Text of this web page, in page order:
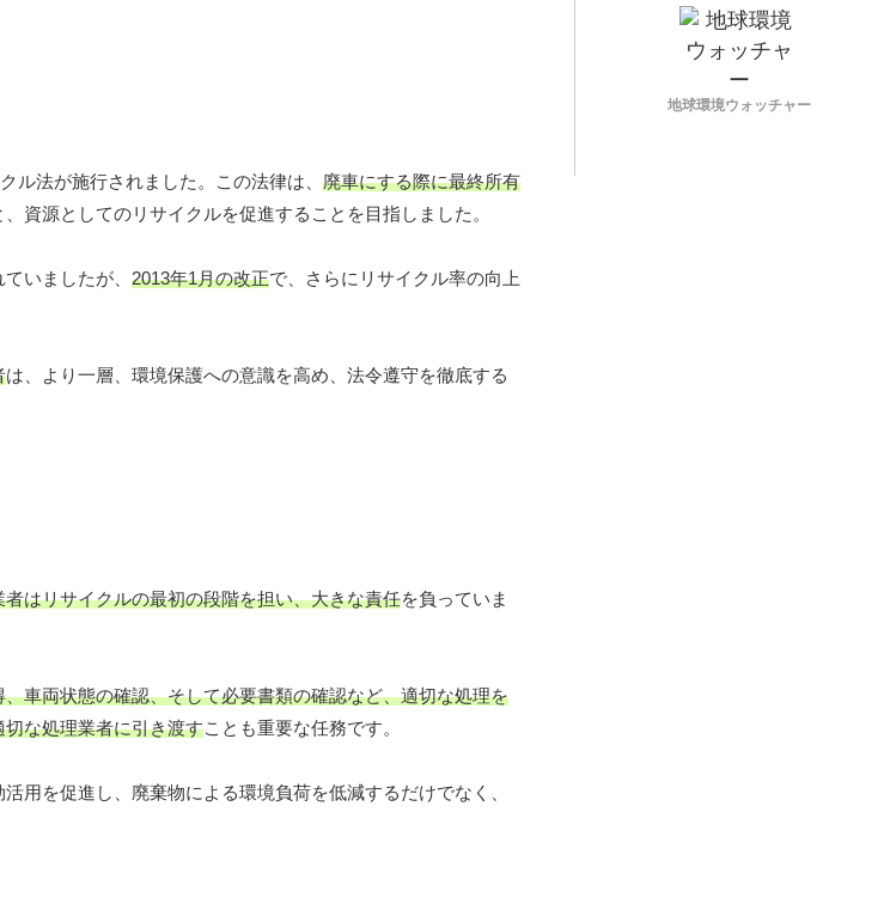
ル法が施行されました。この法律は、 廃車にする際に最終所有
資源としてのリサイクルを促進することを目指しました。
いましたが、 2013年1月の改正で、さらにリサイクル率の向上
は、より一層、環境保護への意識を高め、法令遵守を徹底する
者はリサイクルの最初の段階を担い、大きな責任を負っていま
車両状態の確認、そして必要書類の確認など、適切な処理を
な処理業者に引き渡すことも重要な任務です。
用を促進し、廃棄物による環境負荷を低減するだけでなく、
地球環境ウォッチャー